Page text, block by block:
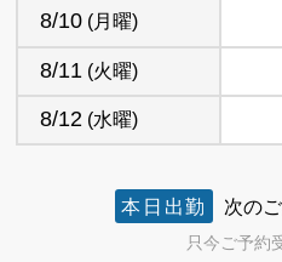
8/10 (月曜)
8/11 (火曜)
8/12 (水曜)
本日出勤 次の
只今ご予約